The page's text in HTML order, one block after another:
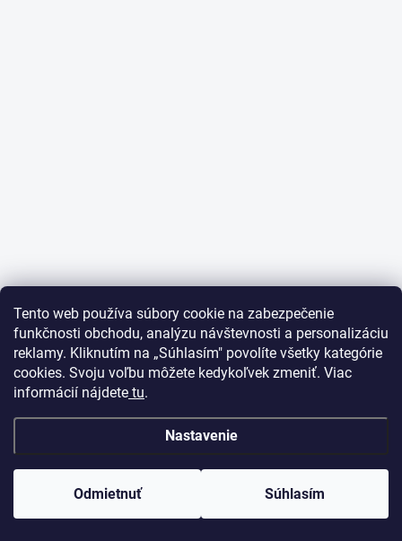
Tento web používa súbory cookie na zabezpečenie
funkčnosti obchodu, analýzu návštevnosti a personalizáciu
reklamy. Kliknutím na „Súhlasím" povolíte všetky kategórie
cookies. Svoju voľbu môžete kedykoľvek zmeniť. Viac
informácií nájdete tu.
Nastavenie
Odmietnuť Súhlasím